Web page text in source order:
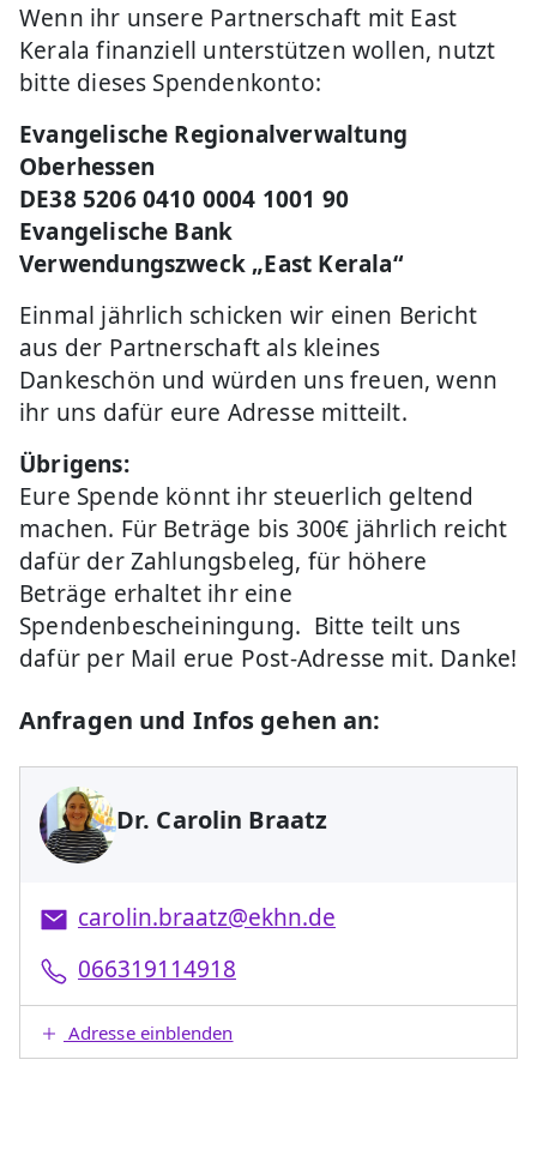
Wenn ihr unsere Partnerschaft mit East
Kerala finanziell unterstützen wollen, nutzt
bitte dieses Spendenkonto:
Evangelische Regionalverwaltung
Oberhessen
DE38 5206 0410 0004 1001 90
Evangelische Bank
Verwendungszweck „East Kerala“
Einmal jährlich schicken wir einen Bericht
aus der Partnerschaft als kleines
Dankeschön und würden uns freuen, wenn
ihr uns dafür eure Adresse mitteilt.
Übrigens:
Eure Spende könnt ihr steuerlich geltend
machen. Für Beträge bis 300€ jährlich reicht
dafür der Zahlungsbeleg, für höhere
Beträge erhaltet ihr eine
Spendenbescheiningung. Bitte teilt uns
dafür per Mail erue Post-Adresse mit. Danke!
Anfragen und Infos gehen an:
Dr. Carolin Braatz
carolin.braatz@ekhn.de
066319114918
Adresse einblenden